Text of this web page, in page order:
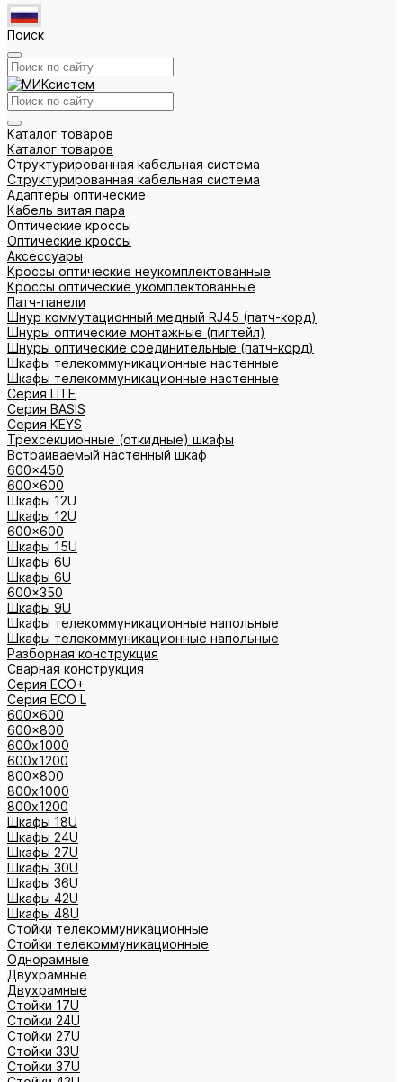
Поиск
Каталог товаров
Каталог товаров
Структурированная кабельная система
Структурированная кабельная система
Адаптеры оптические
Кабель витая пара
Оптические кроссы
Оптические кроссы
Аксессуары
Кроссы оптические неукомплектованные
Кроссы оптические укомплектованные
Патч-панели
Шнур коммутационный медный RJ45 (патч-корд)
Шнуры оптические монтажные (пигтейл)
Шнуры оптические соединительные (патч-корд)
Шкафы телекоммуникационные настенные
Шкафы телекоммуникационные настенные
Cерия LITE
Cерия BASIS
Cерия KEYS
Трехсекционные (откидные) шкафы
Встраиваемый настенный шкаф
600x450
600x600
Шкафы 12U
Шкафы 12U
600x600
Шкафы 15U
Шкафы 6U
Шкафы 6U
600x350
Шкафы 9U
Шкафы телекоммуникационные напольные
Шкафы телекоммуникационные напольные
Разборная конструкция
Сварная конструкция
Серия ECO+
Серия ECO L
600x600
600x800
600х1000
600х1200
800x800
800х1000
800х1200
Шкафы 18U
Шкафы 24U
Шкафы 27U
Шкафы 30U
Шкафы 36U
Шкафы 42U
Шкафы 48U
Стойки телекоммуникационные
Стойки телекоммуникационные
Однорамные
Двухрамные
Двухрамные
Стойки 17U
Стойки 24U
Стойки 27U
Стойки 33U
Стойки 37U